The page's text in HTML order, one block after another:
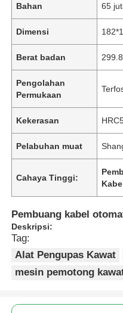
Bahan 65
Dimensi
Berat badan
Pengolahan
Permukaan
Kekerasan
Pelabuhan muat
Cahaya Tinggi:
Pembuang kabel
Deskripsi:
Tag:
Alat Pengupas Kawat
mesin pemotong